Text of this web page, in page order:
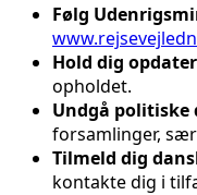
Følg
Hold dig
opholdet.
Undgå
forsamlinger,
Tilmeld dig
kontakte dig i